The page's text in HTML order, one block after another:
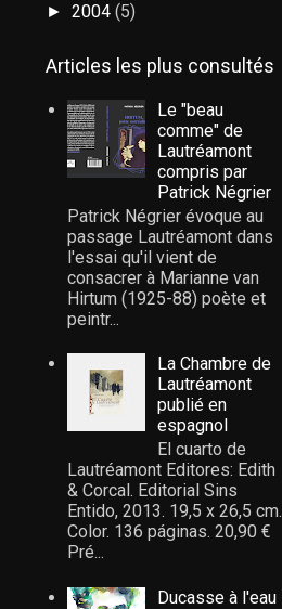
► 2004 (5)
Articles les plus consultés
Le "beau
comme" de
Lautréamont
compris par
Patrick Négrier
Patrick Négrier évoque au
passage Lautréamont dans
l'essai qu'il vient de
consacrer à Marianne van
Hirtum (1925-88) poète et
peintr...
La Chambre de
Lautréamont
publié en
espagnol
El cuarto de
Lautréamont Editores: Edith
& Corcal. Editorial Sins
Entido, 2013. 19,5 x 26,5 cm.
Color. 136 páginas. 20,90 €
Pré...
Ducasse à l'eau